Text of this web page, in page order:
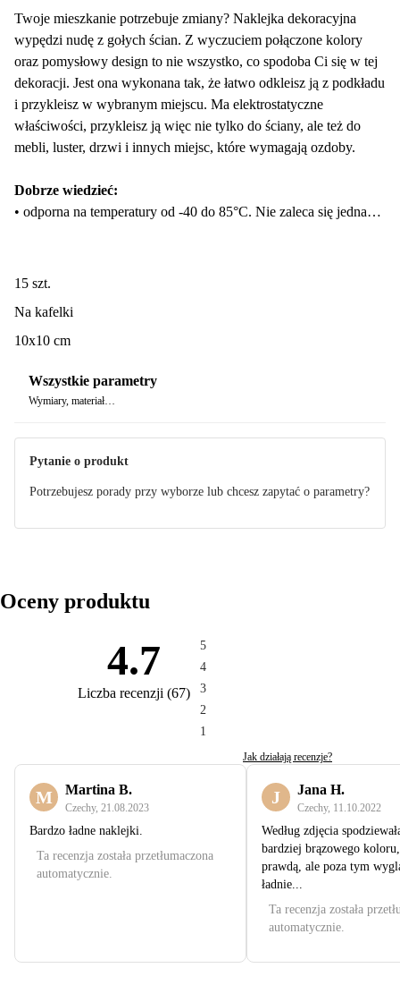
Twoje mieszkanie potrzebuje zmiany? Naklejka dekoracyjna
wypędzi nudę z gołych ścian. Z wyczuciem połączone kolory
oraz pomysłowy design to nie wszystko, co spodoba Ci się w tej
dekoracji. Jest ona wykonana tak, że łatwo odkleisz ją z podkładu
i przykleisz w wybranym miejscu. Ma elektrostatyczne
właściwości, przykleisz ją więc nie tylko do ściany, ale też do
mebli, luster, drzwi i innych miejsc, które wymagają ozdoby.
Dobrze wiedzieć:
• odporna na temperatury od -40 do 85°C. Nie zaleca się jednak
• przy normalnym użytkowaniu posłuży ok. 5 lat
• nie zostawia śladów
15 szt.
Na kafelki
10x10 cm
Wszystkie parametry
Wymiary, materiał…
Pytanie o produkt
Potrzebujesz porady przy wyborze lub chcesz zapytać o parametry?
Oceny produktu
4.7
Liczba recenzji (67)
5
4
3
2
1
Jak działają recenzje?
M Martina B.
Czechy, 21.08.2023
Bardzo ładne naklejki.
Ta recenzja została przetłumaczona
automatycznie.
J Jana H.
Czechy, 11.10.2022
Według zdjęcia
bardziej brązowego
prawdą, ale poza tym
ładnie...
Ta recenzja została
automatycznie.